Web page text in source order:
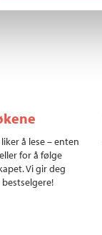
å lese – enten
for å følge
Vi gir deg